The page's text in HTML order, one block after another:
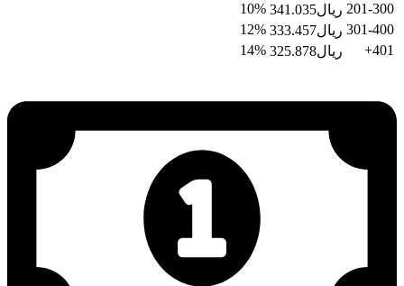
201-300 ریال341.035
10%
301-400 ریال333.457
12%
401+
ریال325.878
14%